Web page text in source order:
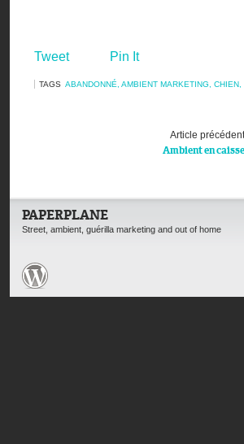
Tweet Pin It
TAGS ABANDONNÉ, AMBIENT MARKETING, CHIEN,
Article précédent
Ambient en caisse
PAPERPLANE
Street, ambient, guérilla marketing and out of home